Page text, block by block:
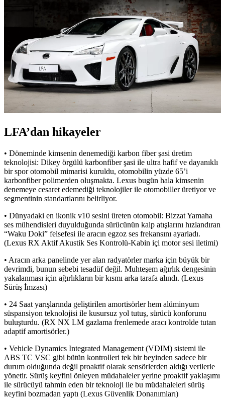
LFA’dan hikayeler
• Döneminde kimsenin denemediği karbon fiber şasi üretim
teknolojisi: Dikey örgülü karbonfiber şasi ile ultra hafif ve dayanıklı
bir spor otomobil mimarisi kuruldu, otomobilin yüzde 65’i
karbonfiber polimerden oluşmakta. Lexus bugün hala kimsenin
denemeye cesaret edemediği teknolojiler ile otomobiller üretiyor ve
segmentinin standartlarını belirliyor.
• Dünyadaki en ikonik v10 sesini üreten otomobil: Bizzat Yamaha
ses mühendisleri duyulduğunda sürücünün kalp atışlarını hızlandıran
“Waku Doki” felsefesi ile aracın egzoz ses frekansını ayarladı.
(Lexus RX Aktif Akustik Ses Kontrolü-Kabin içi motor sesi iletimi)
• Aracın arka panelinde yer alan radyatörler marka için büyük bir
devrimdi, bunun sebebi tesadüf değil. Muhteşem ağırlık dengesinin
yakalanması için ağırlıkların bir kısmı arka tarafa alındı. (Lexus
Sürüş İmzası)
• 24 Saat yarışlarında geliştirilen amortisörler hem alüminyum
süspansiyon teknolojisi ile kusursuz yol tutuş, sürücü konforunu
buluşturdu. (RX NX LM gazlama frenlemede aracı kontrolde tutan
adaptif amortisörler.)
• Vehicle Dynamics Integrated Management (VDIM) sistemi ile
ABS TC VSC gibi bütün kontrolleri tek bir beyinden sadece bir
durum olduğunda değil proaktif olarak sensörlerden aldığı verilerle
yönetir. Sürüş keyfini önleyen müdahaleler yerine proaktif yaklaşımı
ile sürücüyü tahmin eden bir teknoloji ile bu müdahaleleri sürüş
keyfini bozmadan yaptı (Lexus Güvenlik Donanımları)